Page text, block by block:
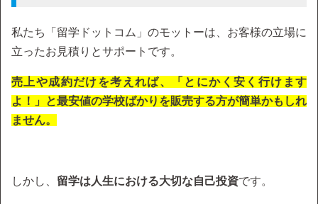
私たち「留学ドットコム」のモットーは、お客様の立場に
立ったお見積りとサポートです。
売上や成約だけを考えれば、「とにかく安く行けます
よ！」と最安値の学校ばかりを販売する方が簡単かもしれ
ません。
しかし、 留学は人生における大切な自己投資です。